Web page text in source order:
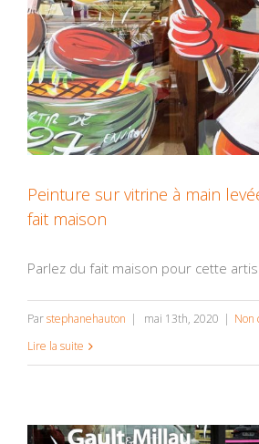
Peinture sur vitrine à main
fait maison
Parlez du fait maison pour cette
Parstephanehauton | mai 13th, 2020 | Non
Lire la suite